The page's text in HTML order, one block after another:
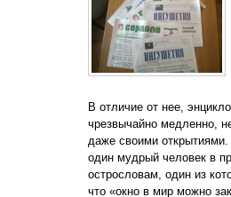
В отличие от нее,
чрезвычайно медленно,
даже своими открытиями.
один мудрый человек в
острословам, один из
что «окно в мир можно